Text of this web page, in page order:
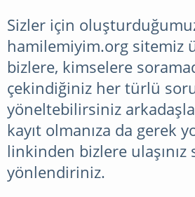
Sizler için
hamilemiyim.org sitemiz
bizlere, kimselere
çekindiğiniz her türlü
yöneltebilirsiniz
kayıt olmanıza da gerek
linkinden bizlere ulaşınız
yönlendiriniz.